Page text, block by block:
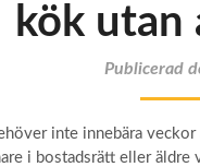
kök
Publicerad
inte innebära
i bostadsrätt eller